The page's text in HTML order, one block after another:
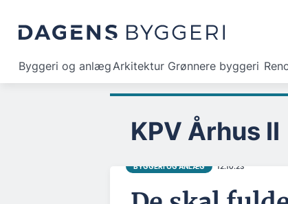
Byggeri og anlægArkitektur Grønnere byggeri
KPV Århus II
BYGGERI OG ANLÆG 12.10.23